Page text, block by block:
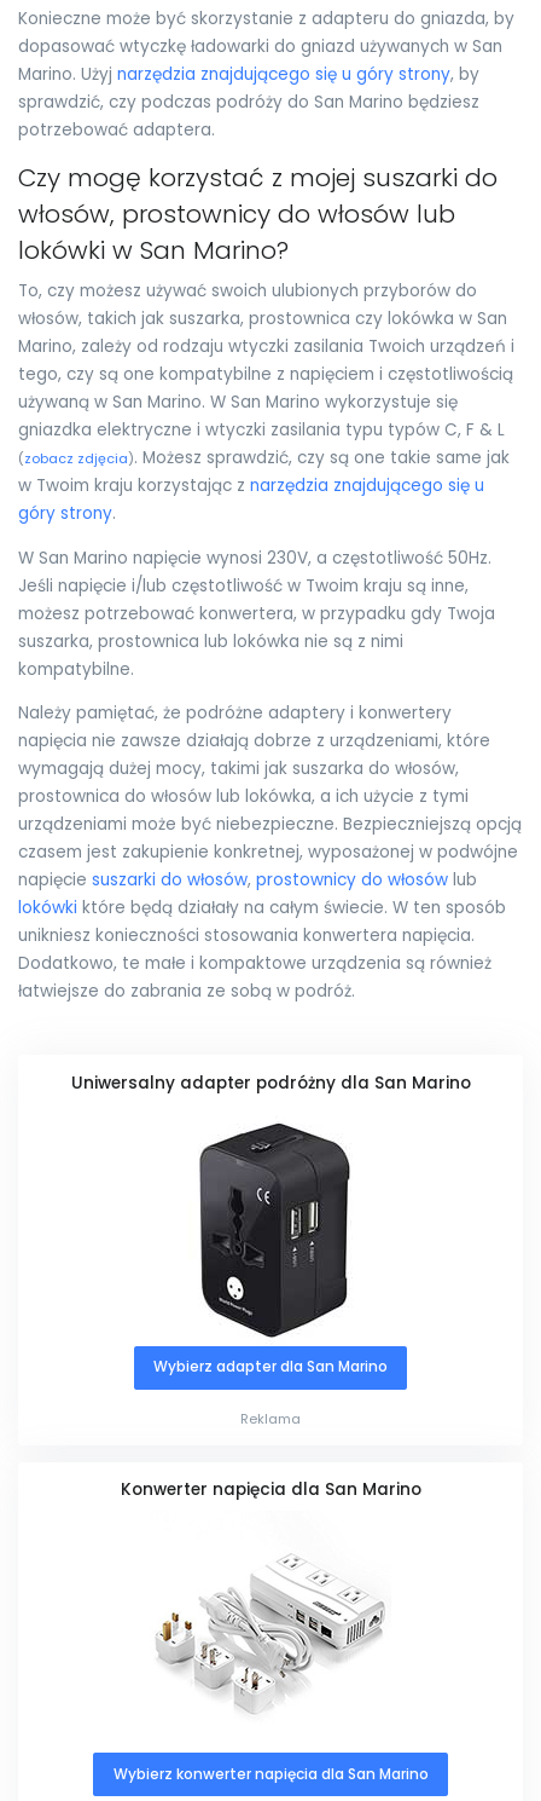
Konieczne może być skorzystanie z adapteru do gniazda, by
dopasować wtyczkę ładowarki do gniazd używanych w San
Marino. Użyj narzędzia znajdującego się u góry strony, by
sprawdzić, czy podczas podróży do San Marino będziesz
potrzebować adaptera.
Czy mogę korzystać z mojej suszarki do
włosów, prostownicy do włosów lub
lokówki w San Marino?
To, czy możesz używać swoich ulubionych przyborów do
włosów, takich jak suszarka, prostownica czy lokówka w San
Marino, zależy od rodzaju wtyczki zasilania Twoich urządzeń i
tego, czy są one kompatybilne z napięciem i częstotliwością
używaną w San Marino. W San Marino wykorzystuje się
gniazdka elektryczne i wtyczki zasilania typu typów C, F & L
(zobacz zdjęcia). Możesz sprawdzić, czy są one takie same jak
w Twoim kraju korzystając z narzędzia znajdującego się u
góry strony.
W San Marino napięcie wynosi 230V, a częstotliwość 50Hz.
Jeśli napięcie i/lub częstotliwość w Twoim kraju są inne,
możesz potrzebować konwertera, w przypadku gdy Twoja
suszarka, prostownica lub lokówka nie są z nimi
kompatybilne.
Należy pamiętać, że podróżne adaptery i konwertery
napięcia nie zawsze działają dobrze z urządzeniami, które
wymagają dużej mocy, takimi jak suszarka do włosów,
prostownica do włosów lub lokówka, a ich użycie z tymi
urządzeniami może być niebezpieczne. Bezpieczniejszą opcją
czasem jest zakupienie konkretnej, wyposażonej w podwójne
napięcie suszarki do włosów, prostownicy do włosów lub
lokówki które będą działały na całym świecie. W ten sposób
unikniesz konieczności stosowania konwertera napięcia.
Dodatkowo, te małe i kompaktowe urządzenia są również
łatwiejsze do zabrania ze sobą w podróż.
Uniwersalny adapter podróżny dla San Marino
Wybierz adapter dla San Marino
Reklama
Konwerter napięcia dla San Marino
Wybierz konwerter napięcia dla San Marino